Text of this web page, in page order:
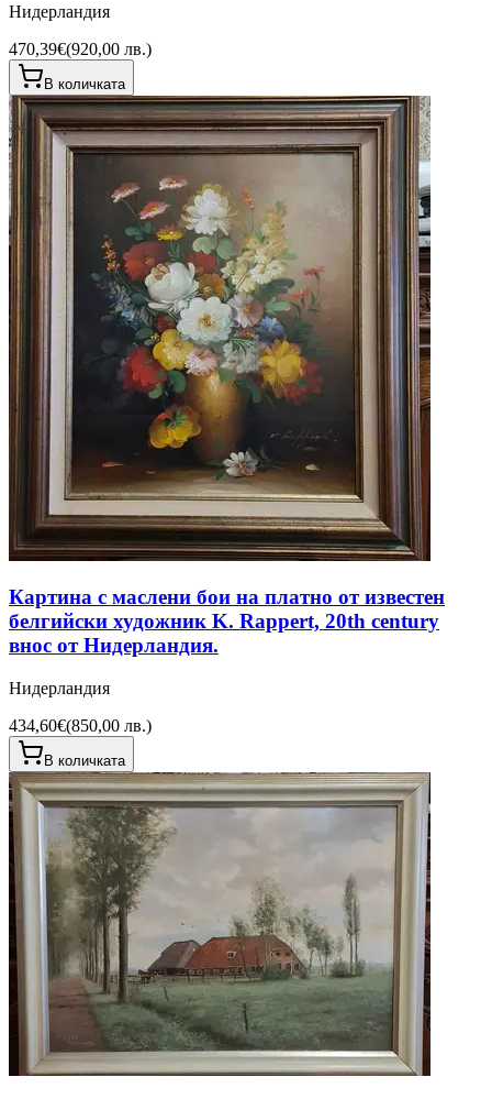
Нидерландия
470,39€(920,00 лв.)
В количката
Картина с маслени бои на платно от известен
белгийски художник K. Rappert, 20th century
внос от Нидерландия.
Нидерландия
434,60€(850,00 лв.)
В количката